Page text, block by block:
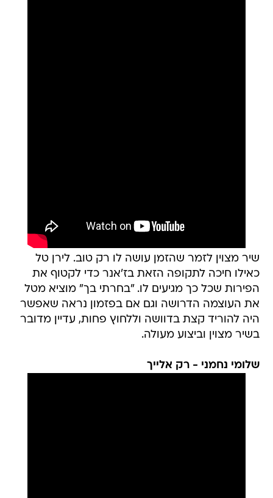
שיר מצוין לזמר שהזמן עושה לו רק טוב. לירן טל
כאילו חיכה לתקופה הזאת בז'אנר כדי לקטוף את
הפירות שכל כך מגיעים לו. "בחרתי בך" מוציא מטל
את העוצמה הדרושה וגם אם בפזמון נראה שאפשר
היה להוריד קצת בדוושה וללחוץ פחות, עדיין מדובר
בשיר מצוין וביצוע מעולה.
שלומי נחמני - רק אלייך